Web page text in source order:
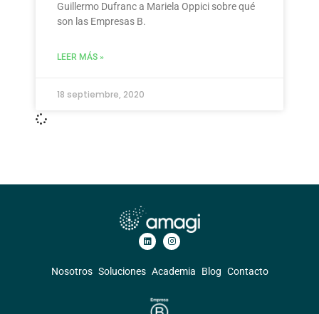
Guillermo Dufranc a Mariela Oppici sobre qué
son las Empresas B.
LEER MÁS »
18 septiembre, 2020
Nosotros Soluciones Academia Blog Contacto